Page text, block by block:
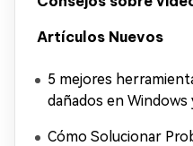
Artículos Nuevos
5 mejores
dañados en Windows
Cómo Solucionar